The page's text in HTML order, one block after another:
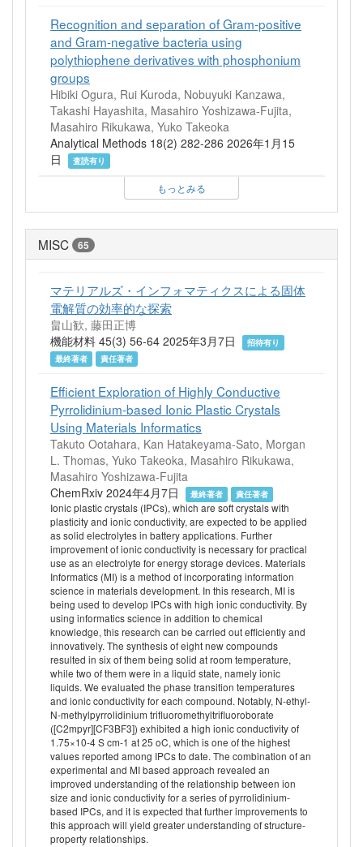
Recognition and separation of Gram-positive
and Gram-negative bacteria using
polythiophene derivatives with phosphonium
groups
Hibiki Ogura, Rui Kuroda, Nobuyuki Kanzawa,
Takashi Hayashita, Masahiro Yoshizawa-Fujita,
Masahiro Rikukawa, Yuko Takeoka
Analytical Methods 18(2) 282-286 2026年1月15
日
査読有り
もっとみる
MISC 65
マテリアルズ・インフォマティクスによる固体
電解質の効率的な探索
畠山歓, 藤田正博
機能材料 45(3) 56-64 2025年3月7日
招待有り
最終著者
責任著者
Efficient Exploration of Highly Conductive
Pyrrolidinium-based Ionic Plastic Crystals
Using Materials Informatics
Takuto Ootahara, Kan Hatakeyama-Sato, Morgan
L. Thomas, Yuko Takeoka, Masahiro Rikukawa,
Masahiro Yoshizawa-Fujita
ChemRxiv 2024年4月7日
最終著者 責任著者
Ionic plastic crystals (IPCs), which are soft crystals with
plasticity and ionic conductivity, are expected to be applied
as solid electrolytes in battery applications. Further
improvement of ionic conductivity is necessary for practical
use as an electrolyte for energy storage devices. Materials
Informatics (MI) is a method of incorporating information
science in materials development. In this research, MI is
being used to develop IPCs with high ionic conductivity. By
using informatics science in addition to chemical
knowledge, this research can be carried out efficiently and
innovatively. The synthesis of eight new compounds
resulted in six of them being solid at room temperature,
while two of them were in a liquid state, namely ionic
liquids. We evaluated the phase transition temperatures
and ionic conductivity for each compound. Notably, N-ethyl-
N-methylpyrrolidinium trifluoromethyltrifluoroborate
([C2mpyr][CF3BF3]) exhibited a high ionic conductivity of
1.75×10-4 S cm-1 at 25 oC, which is one of the highest
values reported among IPCs to date. The combination of an
experimental and MI based approach revealed an
improved understanding of the relationship between ion
size and ionic conductivity for a series of pyrrolidinium-
based IPCs, and it is expected that further improvements to
this approach will yield greater understanding of structure-
property relationships.